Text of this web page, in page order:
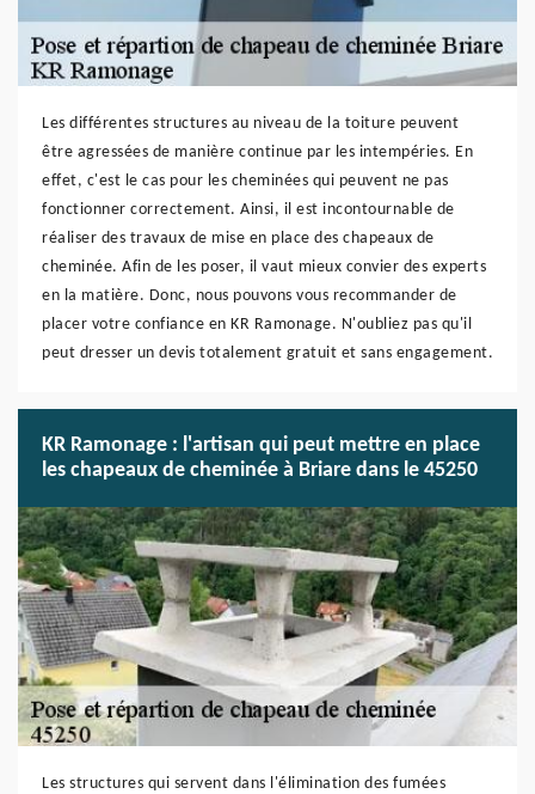
Les différentes structures au niveau de la toiture peuvent
être agressées de manière continue par les intempéries. En
effet, c'est le cas pour les cheminées qui peuvent ne pas
fonctionner correctement. Ainsi, il est incontournable de
réaliser des travaux de mise en place des chapeaux de
cheminée. Afin de les poser, il vaut mieux convier des experts
en la matière. Donc, nous pouvons vous recommander de
placer votre confiance en KR Ramonage. N'oubliez pas qu'il
peut dresser un devis totalement gratuit et sans engagement.
KR Ramonage : l'artisan qui peut mettre en place
les chapeaux de cheminée à Briare dans le 45250
Les structures qui servent dans l'élimination des fumées